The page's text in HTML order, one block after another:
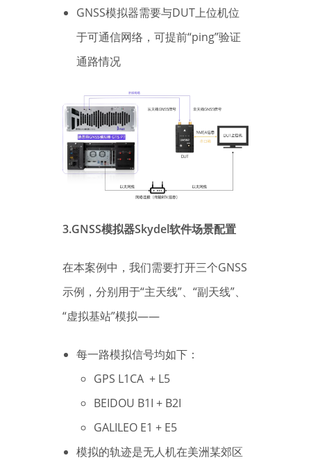
GNSS模拟器需要与DUT上位机位
于可通信网络，可提前“ping”验证
通路情况
3.GNSS模拟器Skydel软件场景配置
在本案例中，我们需要打开三个GNSS
示例，分别用于“主天线”、“副天线”、
“虚拟基站”模拟——
每一路模拟信号均如下：
GPS L1CA + L5
BEIDOU B1I + B2I
GALILEO E1 + E5
模拟的轨迹是无人机在美洲某郊区